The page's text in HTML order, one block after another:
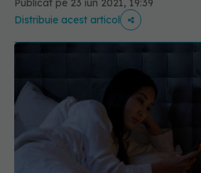
Publicat pe 23 iun 2021, 19:39
Distribuie acest articol